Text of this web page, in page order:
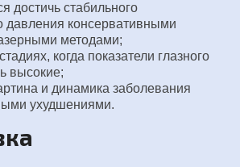
достичь стабильного
давления консервативными
методами;
когда показатели глазного
высокие;
и динамика заболевания
ухудшениями.